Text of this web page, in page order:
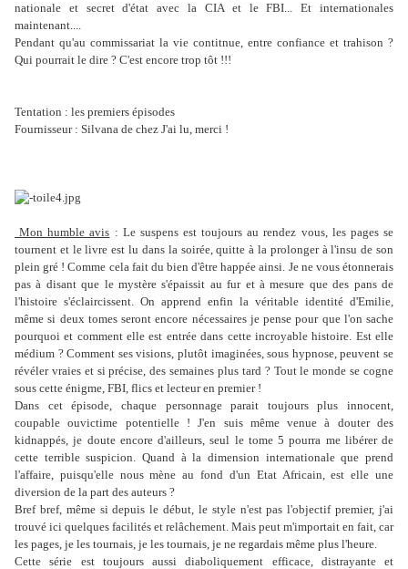
nationale et secret d'état avec la CIA et le FBI... Et internationales
maintenant....
Pendant qu'au commissariat la vie contitnue, entre confiance et trahison ?
Qui pourrait le dire ? C'est encore trop tôt !!!
Tentation : les premiers épisodes
Fournisseur : Silvana de chez J'ai lu, merci !
Mon humble avis : Le suspens est toujours au rendez vous, les pages se
tournent et le livre est lu dans la soirée, quitte à la prolonger à l'insu de son
plein gré ! Comme cela fait du bien d'être happée ainsi. Je ne vous étonnerais
pas à disant que le mystère s'épaissit au fur et à mesure que des pans de
l'histoire s'éclaircissent. On apprend enfin la véritable identité d'Emilie,
même si deux tomes seront encore nécessaires je pense pour que l'on sache
pourquoi et comment elle est entrée dans cette incroyable histoire. Est elle
médium ? Comment ses visions, plutôt imaginées, sous hypnose, peuvent se
révéler vraies et si précise, des semaines plus tard ? Tout le monde se cogne
sous cette énigme, FBI, flics et lecteur en premier !
Dans cet épisode, chaque personnage parait toujours plus innocent,
coupable ouvictime potentielle ! J'en suis même venue à douter des
kidnappés, je doute encore d'ailleurs, seul le tome 5 pourra me libérer de
cette terrible suspicion. Quand à la dimension internationale que prend
l'affaire, puisqu'elle nous mène au fond d'un Etat Africain, est elle une
diversion de la part des auteurs ?
Bref bref, même si depuis le début, le style n'est pas l'objectif premier, j'ai
trouvé ici quelques facilités et relâchement. Mais peut m'importait en fait, car
les pages, je les tournais, je les tournais, je ne regardais même plus l'heure.
Cette série est toujours aussi diaboliquement efficace, distrayante et